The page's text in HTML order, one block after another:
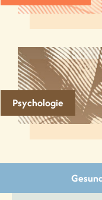
Psychologie